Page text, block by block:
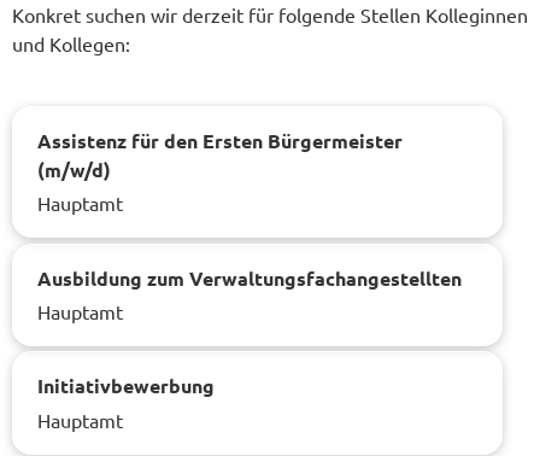
Konkret suchen wir derzeit für folgende Stellen Kolleginnen
und Kollegen:
Assistenz für den Ersten Bürgermeister
(m/w/d)
Hauptamt
Ausbildung zum Verwaltungsfachangestellten
Hauptamt
Initiativbewerbung
Hauptamt